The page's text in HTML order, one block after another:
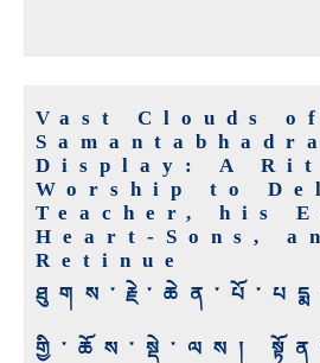
Vast Clouds of
Display: A
Worship to
Teacher, his
Heart-Sons,
Retinue
གྱི་ཆོས་སྡེ་ལས།